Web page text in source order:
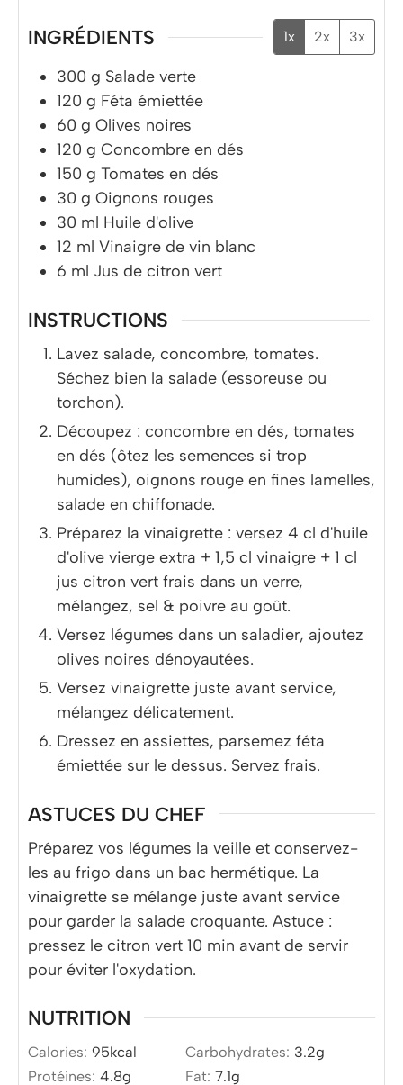
INGRÉDIENTS 1x 2x 3x
300 g Salade verte
120 g Féta émiettée
60 g Olives noires
120 g Concombre en dés
150 g Tomates en dés
30 g Oignons rouges
30 ml Huile d'olive
12 ml Vinaigre de vin blanc
6 ml Jus de citron vert
INSTRUCTIONS
Lavez salade, concombre, tomates.
Séchez bien la salade (essoreuse ou
torchon).
Découpez : concombre en dés, tomates
en dés (ôtez les semences si trop
humides), oignons rouge en fines lamelles,
salade en chiffonade.
Préparez la vinaigrette : versez 4 cl d'huile
d'olive vierge extra + 1,5 cl vinaigre + 1 cl
jus citron vert frais dans un verre,
mélangez, sel & poivre au goût.
Versez légumes dans un saladier, ajoutez
olives noires dénoyautées.
Versez vinaigrette juste avant service,
mélangez délicatement.
Dressez en assiettes, parsemez féta
émiettée sur le dessus. Servez frais.
ASTUCES DU CHEF
Préparez vos légumes la veille et conservez-
les au frigo dans un bac hermétique. La
vinaigrette se mélange juste avant service
pour garder la salade croquante. Astuce :
pressez le citron vert 10 min avant de servir
pour éviter l'oxydation.
NUTRITION
Calories: 95kcal Carbohydrates: 3.2g
Protéines: 4.8g Fat: 7.1g